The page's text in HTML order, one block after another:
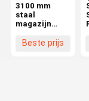
3100 mm
staal
magazijn
schimmelrek
Beste prijs